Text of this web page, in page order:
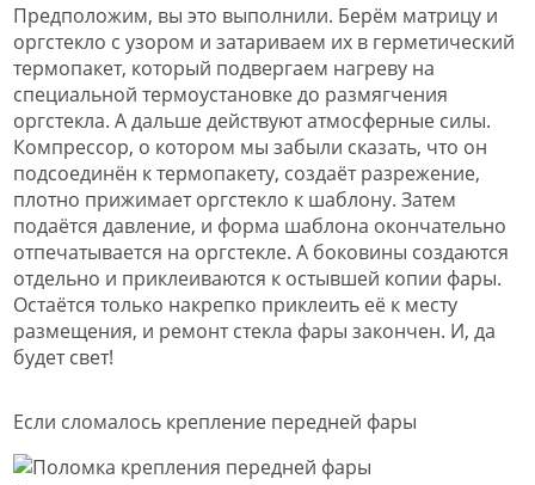
Предположим, вы это выполнили. Берём матрицу и
оргстекло с узором и затариваем их в герметический
термопакет, который подвергаем нагреву на
специальной термоустановке до размягчения
оргстекла. А дальше действуют атмосферные силы.
Компрессор, о котором мы забыли сказать, что он
подсоединён к термопакету, создаёт разрежение,
плотно прижимает оргстекло к шаблону. Затем
подаётся давление, и форма шаблона окончательно
отпечатывается на оргстекле. А боковины создаются
отдельно и приклеиваются к остывшей копии фары.
Остаётся только накрепко приклеить её к месту
размещения, и ремонт стекла фары закончен. И, да
будет свет!
Если сломалось крепление передней фары